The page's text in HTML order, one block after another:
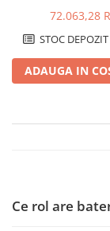
72.063,28
STOC
ADAUGA IN
Ce rol are